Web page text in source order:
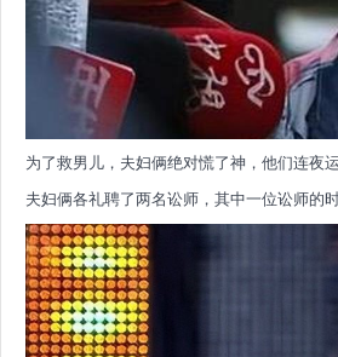
为了救男儿，夫妇俩绝对慌了神，他们连夜
夫妇俩各礼聘了两名讼师，其中一位讼师的